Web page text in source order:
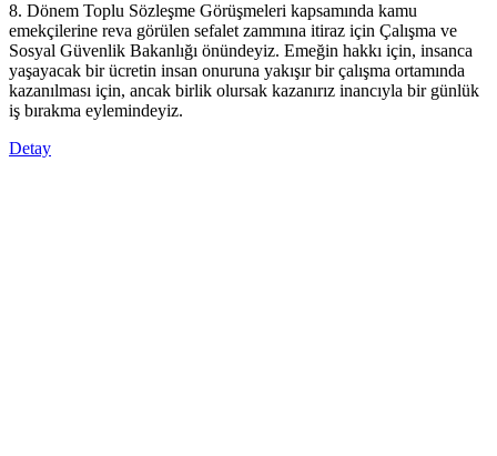
8. Dönem Toplu Sözleşme Görüşmeleri kapsamında kamu
emekçilerine reva görülen sefalet zammına itiraz için Çalışma ve
Sosyal Güvenlik Bakanlığı önündeyiz. Emeğin hakkı için, insanca
yaşayacak bir ücretin insan onuruna yakışır bir çalışma ortamında
kazanılması için, ancak birlik olursak kazanırız inancıyla bir günlük
iş bırakma eylemindeyiz.
Detay